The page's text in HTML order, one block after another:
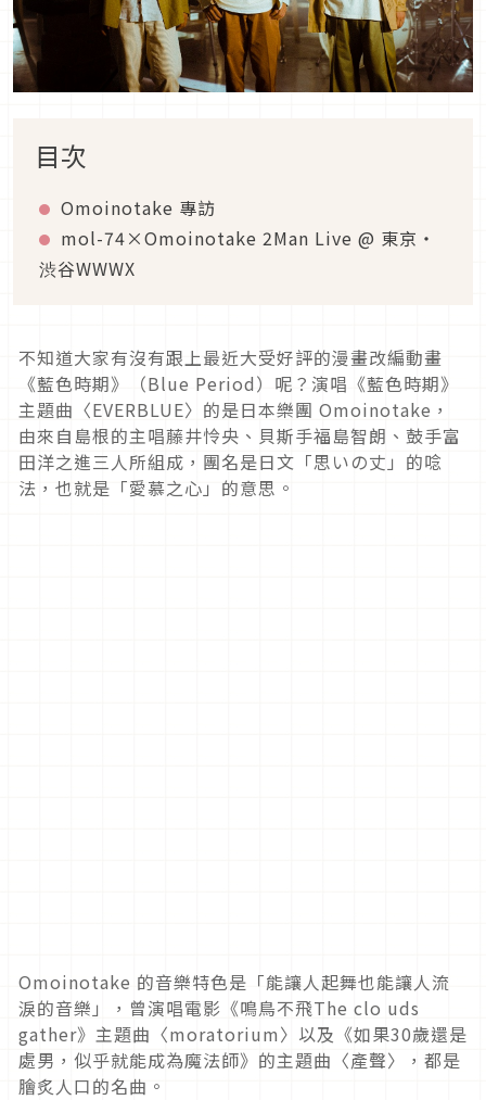
目次
Omoinotake 專訪
mol-74×Omoinotake 2Man Live @ 東京・
渋谷WWWX
不知道大家有沒有跟上最近大受好評的漫畫改編動畫
《藍色時期》（Blue Period）呢？演唱《藍色時期》
主題曲〈EVERBLUE〉的是日本樂團 Omoinotake，
由來自島根的主唱藤井怜央、貝斯手福島智朗、鼓手富
田洋之進三人所組成，團名是日文「思いの丈」的唸
法，也就是「愛慕之心」的意思。
Omoinotake 的音樂特色是「能讓人起舞也能讓人流
淚的音樂」，曾演唱電影《鳴鳥不飛The clo uds
gather》主題曲〈moratorium〉以及《如果30歲還是
處男，似乎就能成為魔法師》的主題曲〈產聲〉，都是
膾炙人口的名曲。